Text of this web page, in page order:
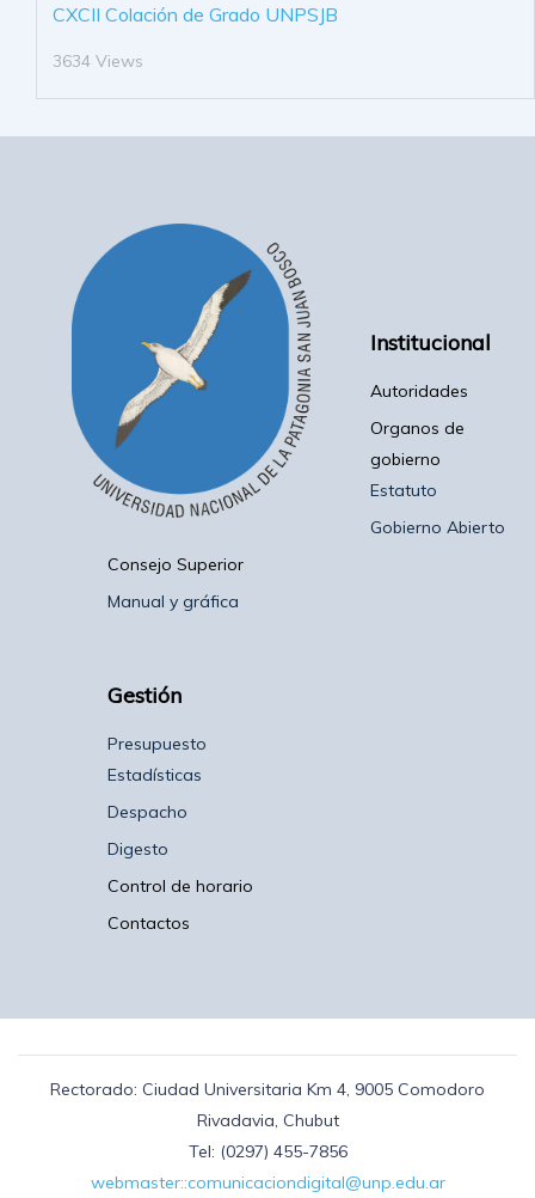
CXCII Colación de Grado UNPSJB
3634 Views
Institucional
Autoridades
Organos de
gobierno
Estatuto
Gobierno Abierto
Consejo Superior
Manual y gráfica
Gestión
Presupuesto
Estadísticas
Despacho
Digesto
Control de horario
Contactos
Rectorado: Ciudad Universitaria Km 4, 9005 Comodoro
Rivadavia, Chubut
Tel: (0297) 455-7856
webmaster::comunicaciondigital@unp.edu.ar